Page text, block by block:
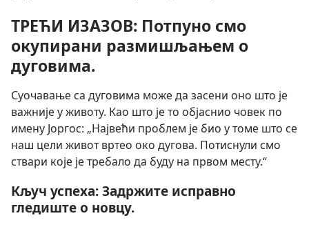
ТРЕЋИ ИЗАЗОВ: Потпуно смо
окупирани размишљањем о
дуговима.
Суочавање са дуговима може да засени оно што је
важније у животу. Као што је то објаснио човек по
имену Јоргос: „Највећи проблем је био у томе што се
наш цели живот вртео око дугова. Потиснули смо
ствари које је требало да буду на првом месту.“
Кључ успеха: Задржите исправно
гледиште о новцу.